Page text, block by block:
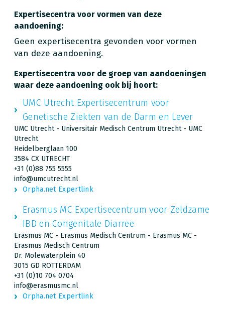
Expertisecentra voor vormen van deze
aandoening:
Geen expertisecentra gevonden voor vormen
van deze aandoening.
Expertisecentra voor de groep van aandoeningen
waar deze aandoening ook bij hoort:
UMC Utrecht Expertisecentrum voor
Genetische Ziekten van de Darm en Lever
UMC Utrecht - Universitair Medisch Centrum Utrecht - UMC
Utrecht
Heidelberglaan 100
3584 CX UTRECHT
+31 (0)88 755 5555
info@umcutrecht.nl
Orpha.net Expertlink
Erasmus MC Expertisecentrum voor Zeldzame
IBD en Congenitale Diarree
Erasmus MC - Erasmus Medisch Centrum - Erasmus MC -
Erasmus Medisch Centrum
Dr. Molewaterplein 40
3015 GD ROTTERDAM
+31 (0)10 704 0704
info@erasmusmc.nl
Orpha.net Expertlink